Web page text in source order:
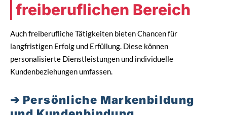
freiberuflichen Bereich
Auch freiberufliche Tätigkeiten bieten Chancen für
langfristigen Erfolg und Erfüllung. Diese können
personalisierte Dienstleistungen und individuelle
Kundenbeziehungen umfassen.
Persönliche Markenbildung